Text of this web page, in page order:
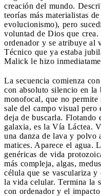
creación del mundo.
teorías más materialistas
evolucionismo), pero
voluntad de Dios que crea.
ordenador y se atribuye al
Técnico que ya estaba
Malick le hizo
La secuencia comienza
con absoluto silencio en la
monofocal, que no permite
sale del campo visual pero
deja de buscarla. Flotando
galaxia, es la Vía Láctea.
una danza de lava y polvo
matices. Aparece el agua.
genéricas de vida
más compleja, algas,
célula que se vasculariza
la vida celular. Termina la
con ordenador y el